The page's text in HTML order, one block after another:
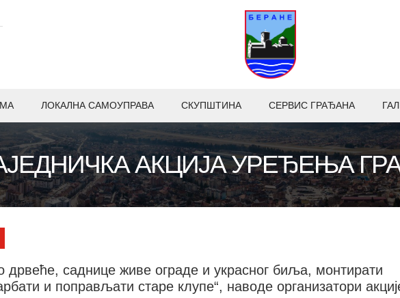
ЛОКАЛНА САМОУПРАВА СКУПШТИНА СЕРВИС ГРАЂАНА
АКЦИЈА УРЕЂЕЊА
дрвеће, саднице живе ограде и украсног биља, монтирати
и поправљати старе клупе“, наводе организатори